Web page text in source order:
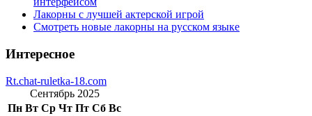
Лакорны с лучшей актерской игрой
Смотреть новые лакорны на русском языке
Интересное
Rt.chat-ruletka-18.com
Сентябрь 2025
Пн Вт Ср Чт Пт Сб Вс